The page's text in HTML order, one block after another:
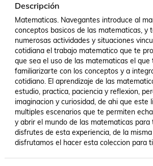
Descripción
Matematicas. Navegantes introduce al
conceptos basicos de las matematicas, y
numerosas actividades y situaciones
cotidiana el trabajo matematico que te
que sea el uso de las matematicas el que
familiarizarte con los conceptos y a
cotidiano. El aprendizaje de las
estudio, practica, paciencia y reflexion,
imaginacion y curiosidad, de ahi que este
multiples escenarios que te permiten
y abrir el mundo de las matematicas para
disfrutes de esta experiencia, de la
disfrutamos el hacer esta coleccion para